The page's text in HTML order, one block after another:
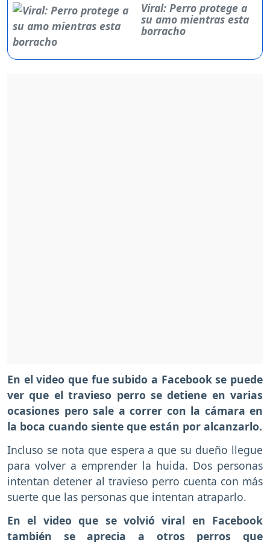
Viral: Perro protege a
su amo mientras esta
borracho
En el video que fue subido a Facebook se puede
ver que el travieso perro se detiene en varias
ocasiones pero sale a correr con la cámara en
la boca cuando siente que están por alcanzarlo.
Incluso se nota que espera a que su dueño llegue
para volver a emprender la huida. Dos personas
intentan detener al travieso perro cuenta con más
suerte que las personas que intentan atraparlo.
En el video que se volvió viral en Facebook
también se aprecia a otros perros que